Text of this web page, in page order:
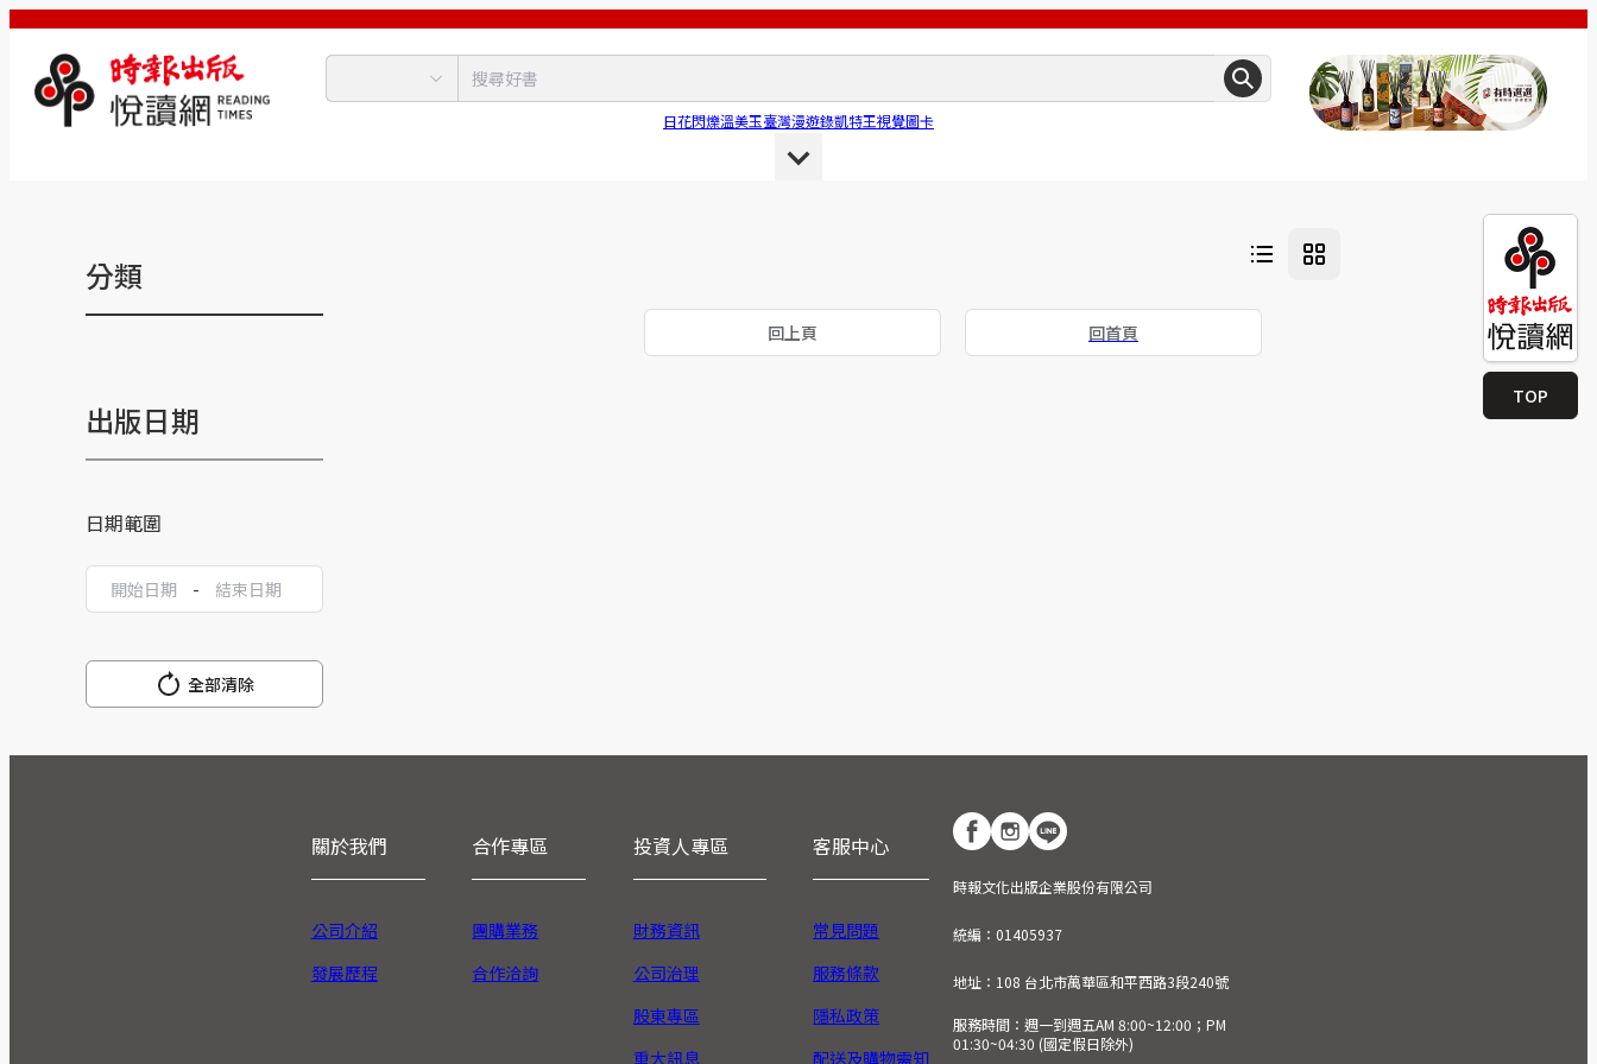
日花閃爍溫美玉臺灣漫遊錄凱特王視覺圖卡
TOP
分類
出版日期
日期範圍
-
全部清除
回上頁 回首頁
關於我們
公司介紹
發展歷程
合作專區
團購業務
合作洽詢
投資人專區
財務資訊
公司治理
股東專區
重大訊息
客服中心
常見問題
服務條款
隱私政策
配送及購物需知
時報文化出版企業股份有限公司
統編：01405937
地址：108 台北市萬華區和平西路3段240號
服務時間：週一到週五AM 8:00~12:00；PM
01:30~04:30 (國定假日除外)